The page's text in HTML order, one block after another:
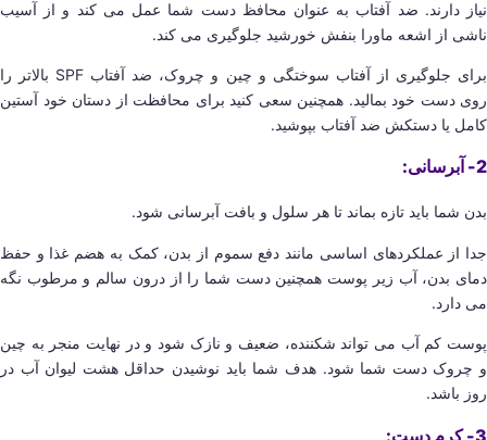
نیاز دارند. ضد آفتاب به عنوان محافظ دست شما عمل می کند و از آسیب
ناشی از اشعه ماورا بنفش خورشید جلوگیری می کند.
برای جلوگیری از آفتاب سوختگی و چین و چروک، ضد آفتاب SPF بالاتر را
روی دست خود بمالید. همچنین سعی کنید برای محافظت از دستان خود آستین
کامل یا دستکش ضد آفتاب بپوشید.
2- آبرسانی:
بدن شما باید تازه بماند تا هر سلول و بافت آبرسانی شود.
جدا از عملکردهای اساسی مانند دفع سموم از بدن، کمک به هضم غذا و حفظ
دمای بدن، آب زیر پوست همچنین دست شما را از درون سالم و مرطوب نگه
می دارد.
پوست کم آب می تواند شکننده، ضعیف و نازک شود و در نهایت منجر به چین
و چروک دست شما شود. هدف شما باید نوشیدن حداقل هشت لیوان آب در
روز باشد.
3- کرم دست: